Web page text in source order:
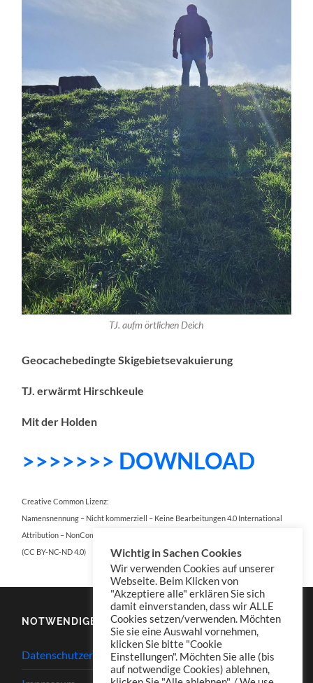
TJ. aufm örtlichen Deich
Geocachebedingte Skigebietsevakuierung
TJ. erwärmt Hirschkeule
Mit der Holden
>>>>>>> DOWNLOAD
Creative Common Lizenz:
Namensnennung – Nicht kommerziell – Keine Bearbeitungen 4.0 International
Attribution – NonCommercial – NoDerivatives 4.0 International
(CC BY-NC-ND 4.0)
NOTWENDIGES
Datenschutzerklärung
Wichtig in Sachen Cookies
Wir verwenden Cookies auf unserer
Webseite. Beim Klicken von
"Akzeptiere alle" erklären Sie sich
damit einverstanden, dass wir ALLE
Cookies setzen/verwenden. Möchten
Sie sie eine Auswahl vornehmen,
klicken Sie bitte "Cookie
Einstellungen". Möchten Sie alle (bis
auf notwendige Cookies) ablehnen,